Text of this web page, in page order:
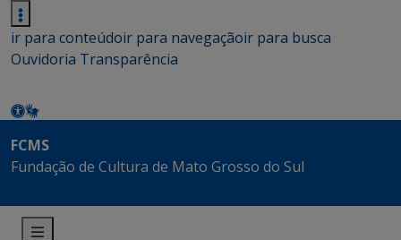
ir para conteúdoir para navegaçãoir para busca
Ouvidoria Transparência
FCMS
Fundação de Cultura de Mato Grosso do Sul